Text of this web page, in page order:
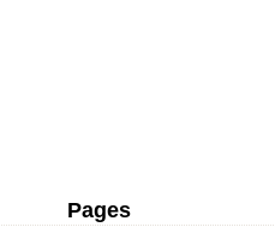
Pages